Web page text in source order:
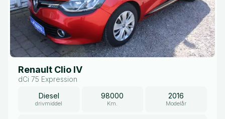
Renault Clio IV
dCi 75 Expression
Diesel
drivmiddel
98000
Km.
2016
Modelår